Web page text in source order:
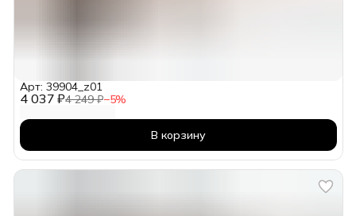
4 037 ₽4 249 ₽−5%
Арт: 39904_z01
В корзину